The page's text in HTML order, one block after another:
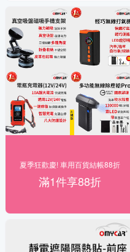
夏季狂歡慶! 車用百貨結帳88折
滿1件享88折